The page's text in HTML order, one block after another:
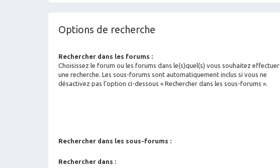
Options de recherche
Rechercher dans les forums :
Choisissez le forum ou les forums dans le(s)quel(s) vous souhaitez effectuer
une recherche. Les sous-forums sont automatiquement inclus si vous ne
désactivez pas l’option ci-dessous « Rechercher dans les sous-forums ».
Rechercher dans les sous-forums :
Rechercher dans :